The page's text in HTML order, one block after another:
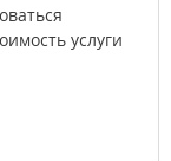
услуги